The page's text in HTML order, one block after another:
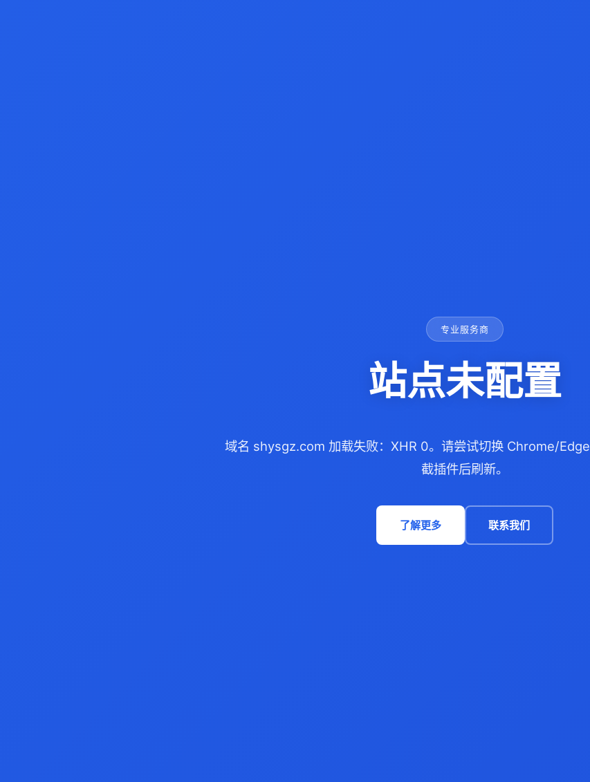
专业服务商
站点未配置
域名 shysgz.com 加载失败：XHR 0。请尝试切换 Chrome/
截插件后刷新。
了解更多 联系我们